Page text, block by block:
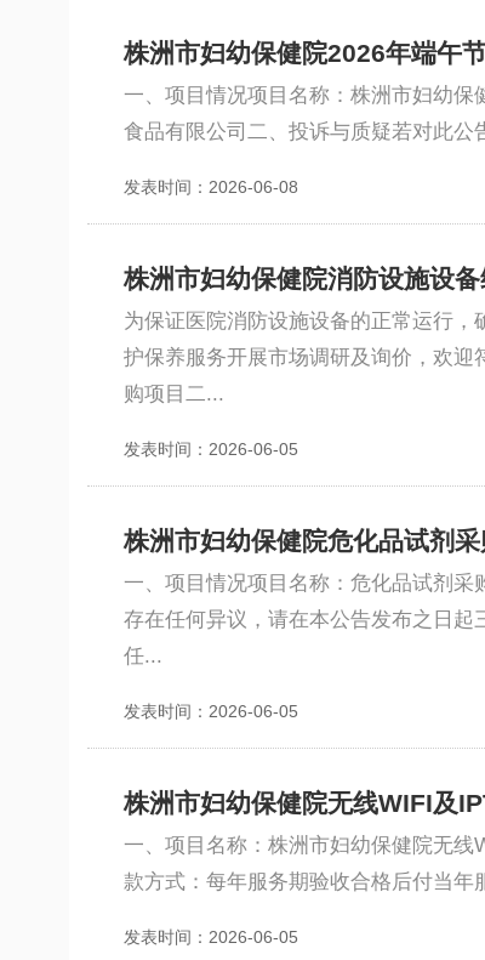
株洲市妇幼保健院2026年端午
一、项目情况项目名称：株洲市妇幼保
食品有限公司二、投诉与质疑若对此
发表时间：2026-06-08
株洲市妇幼保健院消防设施设
为保证医院消防设施设备的正常运行
护保养服务开展市场调研及询价，欢
购项目二...
发表时间：2026-06-05
株洲市妇幼保健院危化品试剂
一、项目情况项目名称：危化品试剂
存在任何异议，请在本公告发布之日
任...
发表时间：2026-06-05
株洲市妇幼保健院无线WIFI及
一、项目名称：株洲市妇幼保健院无
款方式：每年服务期验收合格后付当
发表时间：2026-06-05